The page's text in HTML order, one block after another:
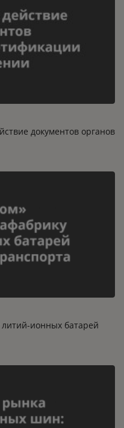
документов органов
литий-ионных батарей